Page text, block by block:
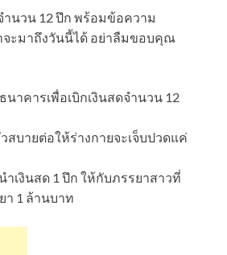
ำนวน 12 ปึก พร้อมข้อความ
จะมาถึงวันนี้ได้ อย่าลืมขอบคุณ
าคารเพื่อเบิกเงินสดจำนวน 12
บายต่อให้ร่างกายจะเจ็บปวดแค่
เงินสด 1 ปึก ให้กับภรรยาสาวที่
า 1 ล้านบาท